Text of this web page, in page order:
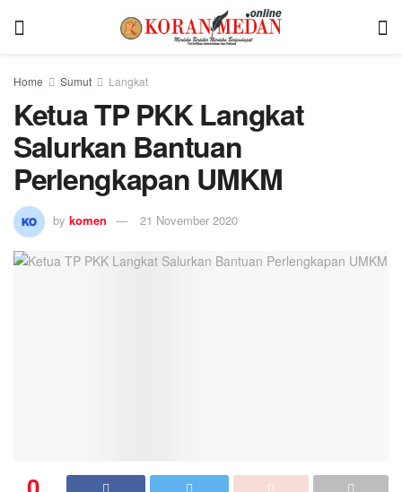
Home Sumut Langkat
Ketua TP PKK Langkat
Salurkan Bantuan
Perlengkapan UMKM
by komen 21 November 2020